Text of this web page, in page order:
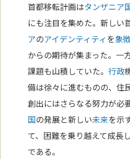
首都移転計画はタンザニア
にも注目を集めた。新しい
アのアイデンティティを象
からの期待が集まった。一
課題も山積していた。行政
備は徐々に進むものの、住
創出にはさらなる努力が必
国の発展と新しい未来を示
て、困難を乗り越えて成長
である。